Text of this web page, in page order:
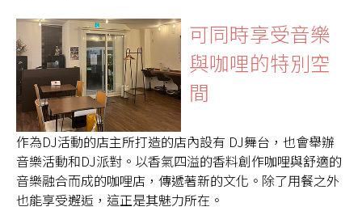
可同時享受音樂
與咖哩的特別空
間
作為DJ活動的店主所打造的店內設有 DJ舞台，也會舉辦
音樂活動和DJ派對。以香氣四溢的香料創作咖哩與舒適的
音樂融合而成的咖哩店，傳遞著新的文化。除了用餐之外
也能享受邂逅，這正是其魅力所在。